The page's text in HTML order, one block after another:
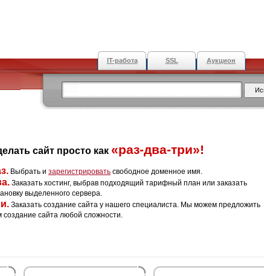
IT-работа SSL Аукцион
сайт просто как «раз-два-три»!
Выбрать и зарегистрировать свободное доменное имя.
Заказать хостинг, выбрав подходящий тарифный план или заказать
выделенного сервера.
Заказать создание сайта у нашего специалиста. Мы можем предложить
создание сайта любой сложности.